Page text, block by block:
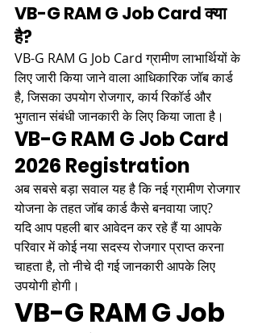
VB-G RAM G Job Card क्या
है?
VB-G RAM G Job Card ग्रामीण लाभार्थियों के
लिए जारी किया जाने वाला आधिकारिक जॉब कार्ड
है, जिसका उपयोग रोजगार, कार्य रिकॉर्ड और
भुगतान संबंधी जानकारी के लिए किया जाता है।
VB-G RAM G Job Card
2026 Registration
अब सबसे बड़ा सवाल यह है कि नई ग्रामीण रोजगार
योजना के तहत जॉब कार्ड कैसे बनवाया जाए?
यदि आप पहली बार आवेदन कर रहे हैं या आपके
परिवार में कोई नया सदस्य रोजगार प्राप्त करना
चाहता है, तो नीचे दी गई जानकारी आपके लिए
उपयोगी होगी।
VB-G RAM G Job